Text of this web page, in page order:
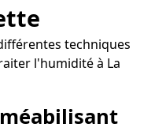
techniques
l'humidité à La